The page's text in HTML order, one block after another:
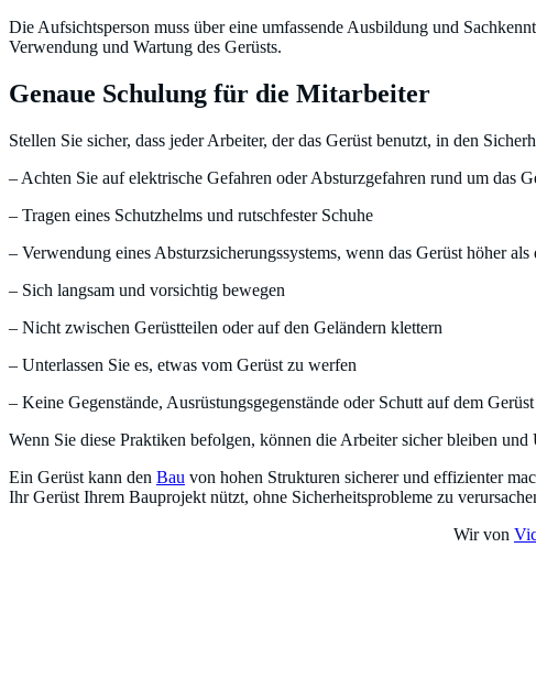
Die Aufsichtsperson muss über eine umfassende Ausbildung und
Verwendung und Wartung des Gerüsts.
Genaue Schulung für die Mitarbeiter
Stellen Sie sicher, dass jeder Arbeiter, der das Gerüst benutzt, in den
– Achten Sie auf elektrische Gefahren oder Absturzgefahren rund um das
– Tragen eines Schutzhelms und rutschfester Schuhe
– Verwendung eines Absturzsicherungssystems, wenn das Gerüst höher
– Sich langsam und vorsichtig bewegen
– Nicht zwischen Gerüstteilen oder auf den Geländern klettern
– Unterlassen Sie es, etwas vom Gerüst zu werfen
– Keine Gegenstände, Ausrüstungsgegenstände oder Schutt auf dem
Wenn Sie diese Praktiken befolgen, können die Arbeiter sicher bleiben
Ein Gerüst kann den Bau von hohen Strukturen sicherer und effizienter
Ihr Gerüst Ihrem Bauprojekt nützt, ohne Sicherheitsprobleme zu
Wir von